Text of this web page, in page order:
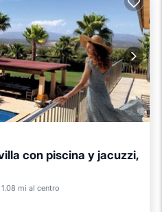
con piscina y jacuzzi,
1.08 mi al centro
Frente al mar